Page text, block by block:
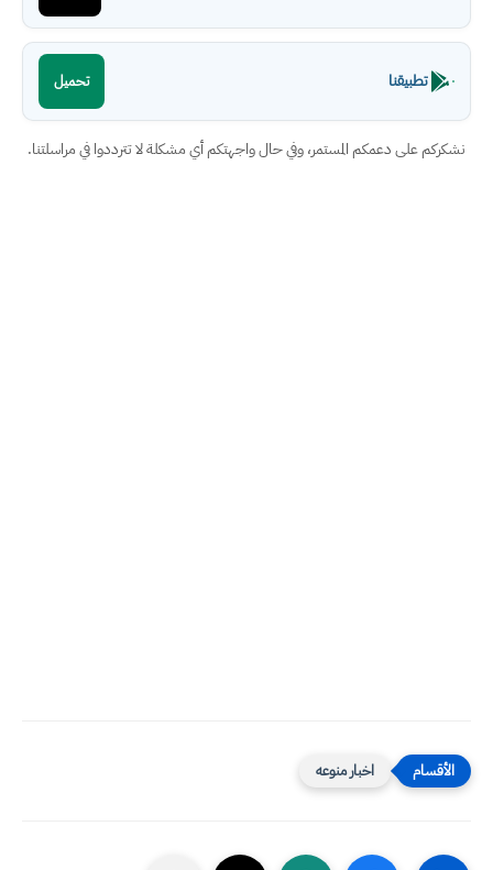
تطبيقنا تحميل
نشكركم على دعمكم المستمر، وفي حال واجهتكم أي مشكلة لا تترددوا في مراسلتنا.
اخبار منوعه